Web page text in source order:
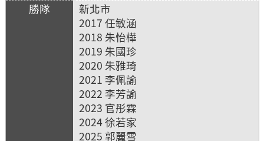
新北市
2017 任敏涵
2018 朱怡樺
2019 朱國珍
2020 朱雅琦
2021 李佩諭
2022 李芳諭
2023 官彤霖
2024 徐若家
2025 郭麗雪